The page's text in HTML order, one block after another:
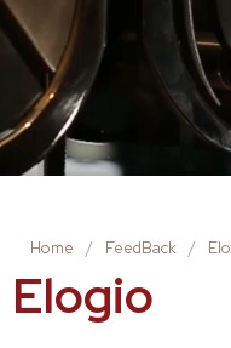
Home / FeedBack /
Elogio